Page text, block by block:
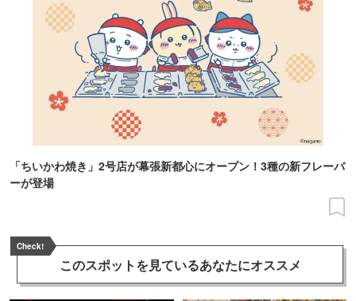
「ちいかわ焼き」2号店が幕張新都心にオープン！3種の新フレーバ
ーが登場
Check!
このスポットを見ているあなたにオススメ